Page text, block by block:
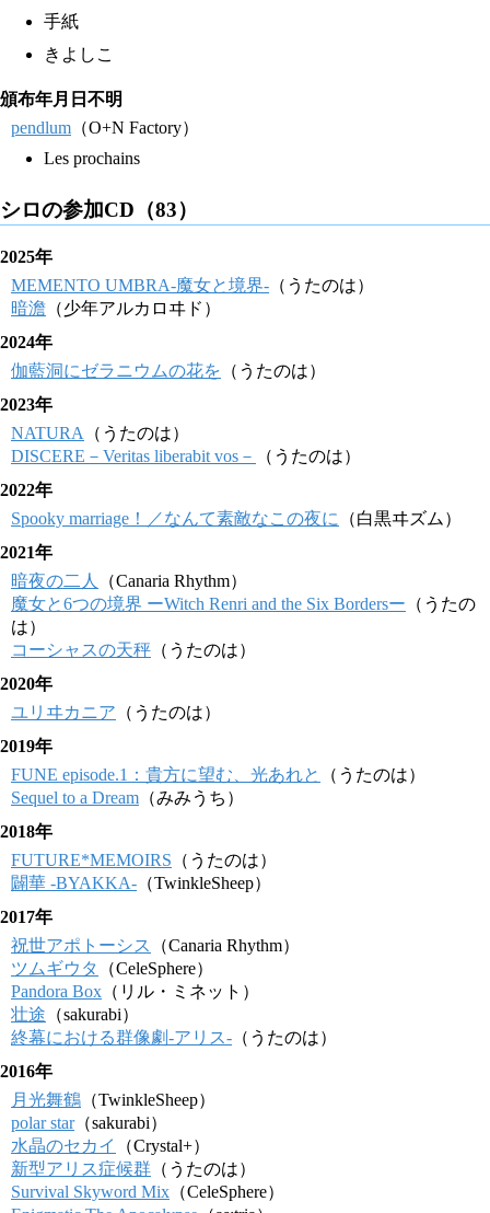
手紙
きよしこ
頒布年月日不明
pendlum （O+N Factory）
Les prochains
シロの参加CD（83）
2025年
MEMENTO UMBRA-魔女と境界- （うたのは）
暗澹 （少年アルカロヰド）
2024年
伽藍洞にゼラニウムの花を （うたのは）
2023年
NATURA
（うたのは）
DISCERE－Veritas liberabit vos－
（うたのは）
2022年
Spooky marriage！／なんて素敵なこの夜に
（白黒ヰズム）
2021年
暗夜の二人
（Canaria Rhythm）
魔女と6つの境界 ーWitch Renri and the Six Bordersー （うたの
は）
コーシャスの天秤 （うたのは）
2020年
ユリヰカニア （うたのは）
2019年
FUNE episode.1：貴方に望む、光あれと
（うたのは）
Sequel to a Dream （みみうち）
2018年
FUTURE*MEMOIRS （うたのは）
闢華 -BYAKKA- （TwinkleSheep）
2017年
祝世アポトーシス
（Canaria Rhythm）
ツムギウタ
（CeleSphere）
Pandora Box （リル・ミネット）
壮途 （sakurabi）
終幕における群像劇-アリス- （うたのは）
2016年
月光舞鶴 （TwinkleSheep）
polar star（sakurabi）
水晶のセカイ
（Crystal+）
新型アリス症候群 （うたのは）
Survival Skyword Mix （CeleSphere）